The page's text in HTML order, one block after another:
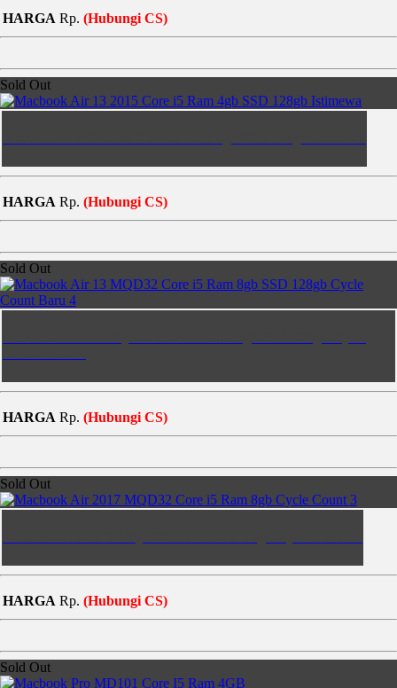
HARGA Rp. (Hubungi CS)
Sold Out
HARGA Rp. (Hubungi CS)
Sold Out
HARGA Rp. (Hubungi CS)
Sold Out
HARGA Rp. (Hubungi CS)
Sold Out